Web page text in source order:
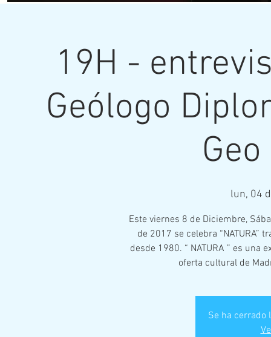
19H -
Geólogo
lun, 04
Este viernes 8 de Diciembre,
de 2017 se celebra “NATURA”
desde 1980. “ NATURA ” es una
oferta cultural de
Se ha